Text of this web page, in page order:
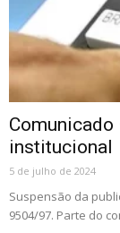
Comunicado
institucional
5 de julho de 2024
Suspensão da
9504/97. Parte do